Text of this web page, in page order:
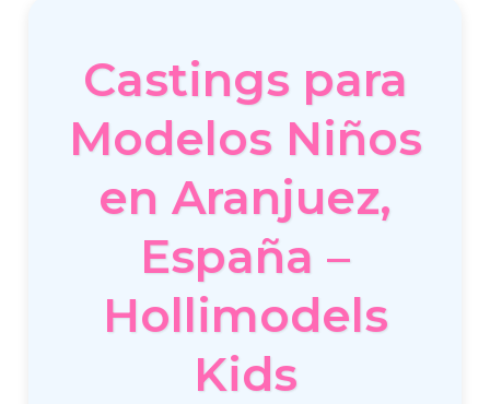
Castings para
Modelos Niños
en Aranjuez,
España –
Hollimodels
Kids